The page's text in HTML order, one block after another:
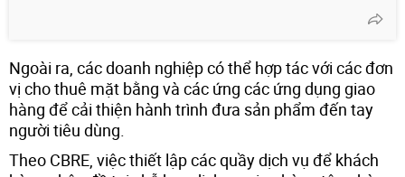
Ngoài ra, các doanh nghiệp có thể hợp tác với các đơn
vị cho thuê mặt bằng và các ứng các ứng dụng giao
hàng để cải thiện hành trình đưa sản phẩm đến tay
người tiêu dùng.
Theo CBRE, việc thiết lập các quầy dịch vụ để khách